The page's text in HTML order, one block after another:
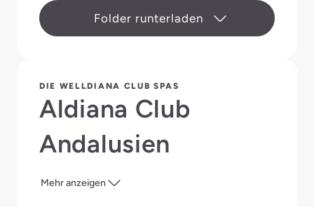
Folder runterladen
DIE WELLDIANA CLUB SPAS
Aldiana Club
Andalusien
Mehr anzeigen